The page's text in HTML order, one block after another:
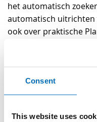
Consent
This website uses
het automatisch
automatisch uitrichten
ook over praktische
technieken. PlaneLok
goede stabiliteit
gewerkt moet worden.
mogelijk om een
verschillende punten te